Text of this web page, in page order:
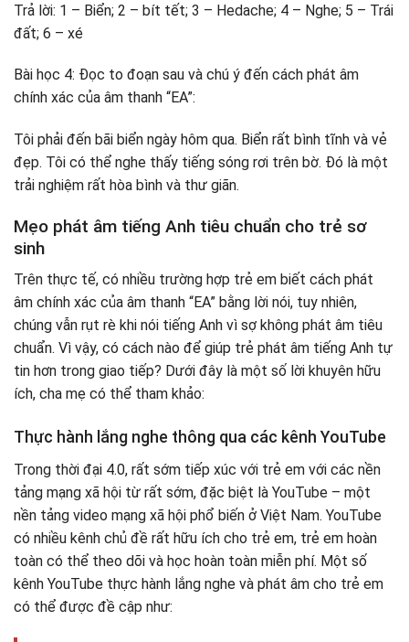
Trả lời: 1 – Biển; 2 – bít tết; 3 – Hedache; 4 – Nghe; 5 – Trái
đất; 6 – xé
Bài học 4: Đọc to đoạn sau và chú ý đến cách phát âm
chính xác của âm thanh “EA”:
Tôi phải đến bãi biển ngày hôm qua. Biển rất bình tĩnh và vẻ
đẹp. Tôi có thể nghe thấy tiếng sóng rơi trên bờ. Đó là một
trải nghiệm rất hòa bình và thư giãn.
Mẹo phát âm tiếng Anh tiêu chuẩn cho trẻ sơ
sinh
Trên thực tế, có nhiều trường hợp trẻ em biết cách phát
âm chính xác của âm thanh “EA” bằng lời nói, tuy nhiên,
chúng vẫn rụt rè khi nói tiếng Anh vì sợ không phát âm tiêu
chuẩn. Vì vậy, có cách nào để giúp trẻ phát âm tiếng Anh tự
tin hơn trong giao tiếp? Dưới đây là một số lời khuyên hữu
ích, cha mẹ có thể tham khảo:
Thực hành lắng nghe thông qua các kênh YouTube
Trong thời đại 4.0, rất sớm tiếp xúc với trẻ em với các nền
tảng mạng xã hội từ rất sớm, đặc biệt là YouTube – một
nền tảng video mạng xã hội phổ biến ở Việt Nam. YouTube
có nhiều kênh chủ đề rất hữu ích cho trẻ em, trẻ em hoàn
toàn có thể theo dõi và học hoàn toàn miễn phí. Một số
kênh YouTube thực hành lắng nghe và phát âm cho trẻ em
có thể được đề cập như: